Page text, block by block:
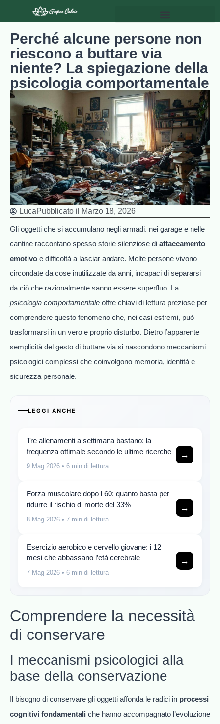
Perché alcune persone non
riescono a buttare via
niente? La spiegazione della
psicologia comportamentale
LucaPubblicato il Marzo 18, 2026
Gli oggetti che si accumulano negli armadi, nei garage e nelle
cantine raccontano spesso storie silenziose di attaccamento
emotivo e difficoltà a lasciar andare. Molte persone vivono
circondate da cose inutilizzate da anni, incapaci di separarsi
da ciò che razionalmente sanno essere superfluo. La
psicologia comportamentale offre chiavi di lettura preziose per
comprendere questo fenomeno che, nei casi estremi, può
trasformarsi in un vero e proprio disturbo. Dietro l’apparente
semplicità del gesto di buttare via si nascondono meccanismi
psicologici complessi che coinvolgono memoria, identità e
sicurezza personale.
LEGGI ANCHE
Tre allenamenti a settimana bastano: la
frequenza ottimale secondo le ultime ricerche
9 Mag 2026 • 6 min di lettura
→
Forza muscolare dopo i 60: quanto basta per
ridurre il rischio di morte del 33%
8 Mag 2026 • 7 min di lettura
→
Esercizio aerobico e cervello giovane: i 12
mesi che abbassano l’età cerebrale
7 Mag 2026 • 6 min di lettura
→
Comprendere la necessità
di conservare
I meccanismi psicologici alla
base della conservazione
Il bisogno di conservare gli oggetti affonda le radici in processi
cognitivi fondamentali che hanno accompagnato l’evoluzione